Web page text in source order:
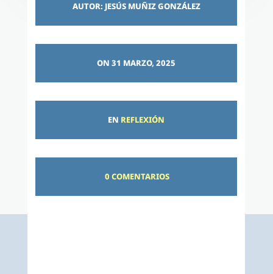
AUTOR: JESÚS MUÑIZ GONZÁLEZ
ON 31 MARZO, 2025
EN REFLEXIÓN
0 COMENTARIOS